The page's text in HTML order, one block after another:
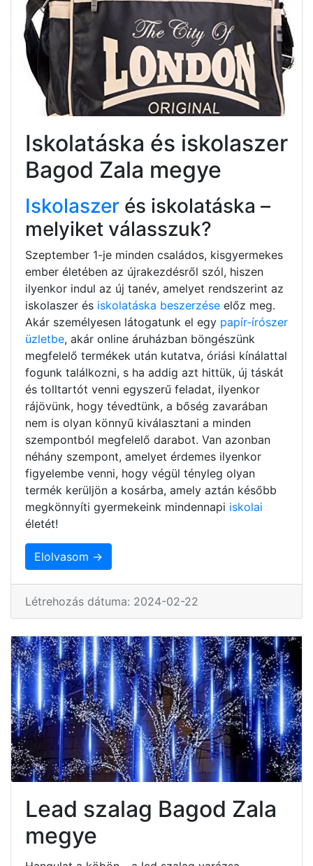
Iskolatáska és iskolaszer
Bagod Zala megye
Iskolaszer és iskolatáska –
melyiket válasszuk?
Szeptember 1-je minden családos, kisgyermekes
ember életében az újrakezdésről szól, hiszen
ilyenkor indul az új tanév, amelyet rendszerint az
iskolaszer és iskolatáska beszerzése előz meg.
Akár személyesen látogatunk el egy papír-írószer
üzletbe, akár online áruházban böngészünk
megfelelő termékek után kutatva, óriási kínálattal
fogunk találkozni, s ha addig azt hittük, új táskát
és tolltartót venni egyszerű feladat, ilyenkor
rájövünk, hogy tévedtünk, a bőség zavarában
nem is olyan könnyű kiválasztani a minden
szempontból megfelelő darabot. Van azonban
néhány szempont, amelyet érdemes ilyenkor
figyelembe venni, hogy végül tényleg olyan
termék kerüljön a kosárba, amely aztán később
megkönnyíti gyermekeink mindennapi iskolai
életét!
Elolvasom →
Létrehozás dátuma: 2024-02-22
Lead szalag Bagod Zala
megye